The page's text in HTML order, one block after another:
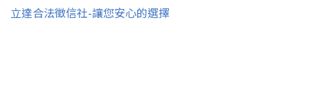
立達合法徵信社-讓您安心的選擇